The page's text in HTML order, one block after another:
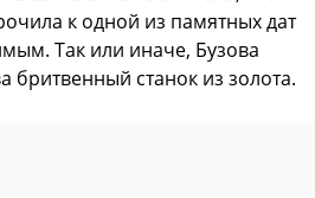
к одной из памятных дат
Так или иначе, Бузова
бритвенный станок из золота.